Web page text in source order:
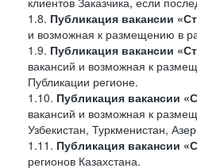
1.8. Публикация вакансии
и возможная к размещению в
1.9. Публикация вакансии
вакансий и возможная к
Публикации регионе.
1.10. Публикация вакансии
вакансий и возможная к
Узбекистан, Туркменистан,
1.11. Публикация вакансии
регионов Казахстана.